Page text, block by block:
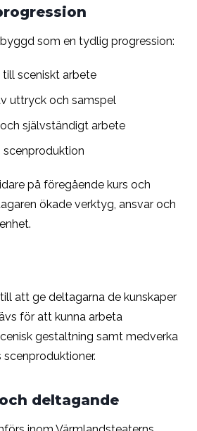
som en tydlig progression:
sceniskt arbete
uttryck och samspel
självständigt arbete
scenproduktion
på föregående kurs och
ökade verktyg, ansvar och
att ge deltagarna de kunskaper
för att kunna arbeta
gestaltning samt medverka
deltagande